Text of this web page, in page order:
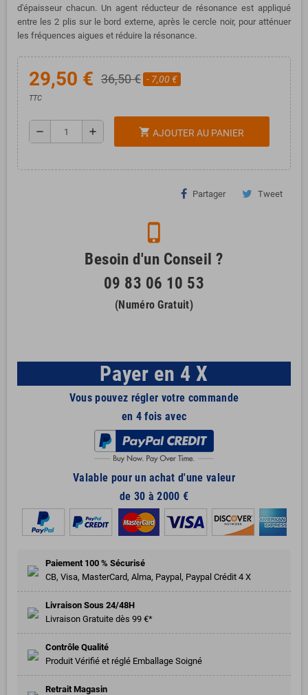
d'épaisseur chacun. Un agent réducteur de résonance est appliqué
entre les 2 plis sur le bord externe, après le cercle noir, pour atténuer
les fréquences aigues et réduire la résonance.
29,50 € 36,50 € - 7,00 €
TTC
remove add shopping_cart AJOUTER AU PANIER
Partager Tweet
phone_iphone
Besoin d'un Conseil ?
09 83 06 10 53
(Numéro Gratuit)
Payer en 4 X
Vous pouvez régler votre commande
en 4 fois avec
Valable pour un achat d'une valeur
de 30 à 2000 €
Paiement 100 % Sécurisé
CB, Visa, MasterCard, Alma, Paypal, Paypal Crédit 4 X
Livraison Sous 24/48H
Livraison Gratuite dès 99 €*
Contrôle Qualité
Produit Vérifié et réglé Emballage Soigné
Retrait Magasin